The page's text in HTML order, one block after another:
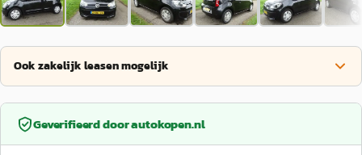
Ook zakelijk leasen mogelijk
Geverifieerd doorautokopen.nl